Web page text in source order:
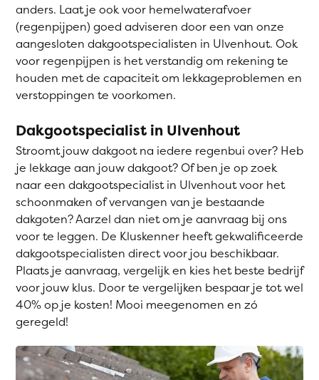
anders. Laat je ook voor hemelwaterafvoer
(regenpijpen) goed adviseren door een van onze
aangesloten dakgootspecialisten in Ulvenhout. Ook
voor regenpijpen is het verstandig om rekening te
houden met de capaciteit om lekkageproblemen en
verstoppingen te voorkomen.
Dakgootspecialist in Ulvenhout
Stroomt jouw dakgoot na iedere regenbui over? Heb
je lekkage aan jouw dakgoot? Of ben je op zoek
naar een dakgootspecialist in Ulvenhout voor het
schoonmaken of vervangen van je bestaande
dakgoten? Aarzel dan niet om je aanvraag bij ons
voor te leggen. De Kluskenner heeft gekwalificeerde
dakgootspecialisten direct voor jou beschikbaar.
Plaats je aanvraag, vergelijk en kies het beste bedrijf
voor jouw klus. Door te vergelijken bespaar je tot wel
40% op je kosten! Mooi meegenomen en zó
geregeld!